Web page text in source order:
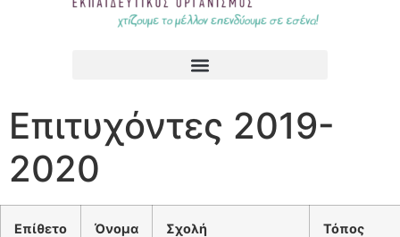
Επιτυχόντες 2019-
2020
Επίθετο Όνομα Σχολή Τόπος